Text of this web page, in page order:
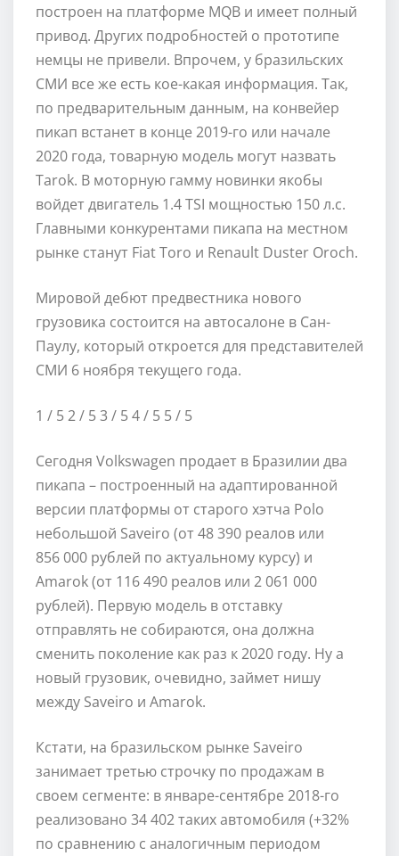
построен на платформе MQB и имеет полный
привод. Других подробностей о прототипе
немцы не привели. Впрочем, у бразильских
СМИ все же есть кое-какая информация. Так,
по предварительным данным, на конвейер
пикап встанет в конце 2019-го или начале
2020 года, товарную модель могут назвать
Tarok. В моторную гамму новинки якобы
войдет двигатель 1.4 TSI мощностью 150 л.с.
Главными конкурентами пикапа на местном
рынке станут Fiat Toro и Renault Duster Oroch.
Мировой дебют предвестника нового
грузовика состоится на автосалоне в Сан-
Паулу, который откроется для представителей
СМИ 6 ноября текущего года.
1 / 52/ 53 / 54/ 5 5/ 5
Сегодня Volkswagen продает в Бразилии два
пикапа – построенный на адаптированной
версии платформы от старого хэтча Polo
небольшой Saveiro (от 48 390 реалов или
856 000 рублей по актуальному курсу) и
Amarok (от 116 490 реалов или 2 061 000
рублей). Первую модель в отставку
отправлять не собираются, она должна
сменить поколение как раз к 2020 году. Ну а
новый грузовик, очевидно, займет нишу
между Saveiro и Amarok.
Кстати, на бразильском рынке Saveiro
занимает третью строчку по продажам в
своем сегменте: в январе-сентябре 2018-го
реализовано 34 402 таких автомобиля (+32%
по сравнению с аналогичным периодом